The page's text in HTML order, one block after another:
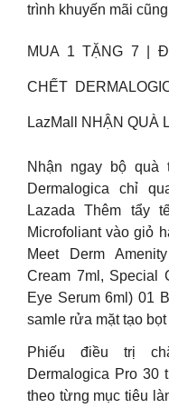
trình khuyến mãi
MUA 1 TẶNG 7 |
CHẾT
LazMall NHẬN QUÀ
Nhận ngay bộ quà
Dermalogica chỉ
Lazada Thêm tẩy
Microfoliant vào giỏ
Meet Derm
Cream 7ml, Special
Eye Serum 6ml) 01
samle rửa mặt tạo
Phiếu điều trị
Dermalogica Pro 30
theo từng mục tiêu